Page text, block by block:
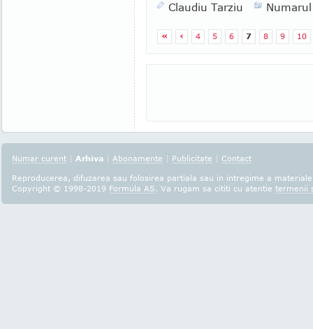
Claudiu Tarziu
« ‹ 4 5 6 7 8 9 10
Numar curent | Arhiva | Abonamente | Publicitate | Contact
Reproducerea, difuzarea sau folosirea partiala sau in intregime a
Copyright © 1998-2019 Formula AS. Va rugam sa cititi cu atentie termenii